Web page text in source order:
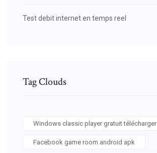
Test debit internet en temps reel
Tag Clouds
Windows classic player gratuit télécharger
Facebook game room android apk